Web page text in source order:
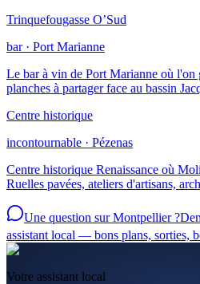
Trinquefougasse O’Sud
bar · Port Marianne
Le bar à vin de Port Marianne où l'on
planches à partager face au bassin
Centre historique
incontournable · Pézenas
Centre historique Renaissance où
Ruelles pavées, ateliers d'artisans,
Une question sur Montpellier ?
assistant local — bons plans, sorties,
Votre assistant local